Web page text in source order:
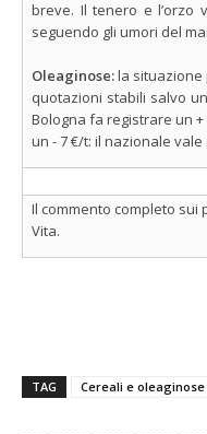
breve. Il tenero e l’orzo
seguendo gli umori del
Oleaginose:la situazione
quotazioni stabili salvo
Bologna fa registrare un
un - 7 €/t: il nazionale vale
Il commento completo sui
Vita.
TAG Cereali e